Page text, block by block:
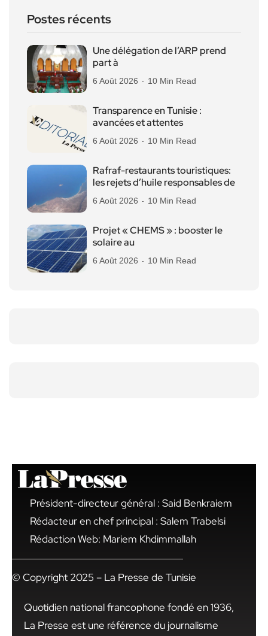
Postes récents
Une délégation de l’ARP prend
part à
6 Août 2026 10 Min Read
Transparence en Tunisie :
avancées et attentes
6 Août 2026 10 Min Read
Rafraf-restaurants touristiques:
les rejets d’huile responsables de
6 Août 2026 10 Min Read
Projet « CHEMS » : booster le
solaire au
6 Août 2026 10 Min Read
Président-directeur général : Said Benkraiem
Rédacteur en chef principal : Salem Trabelsi
Rédaction Web: Mariem Khdimmallah
© Copyright 2025 – La Presse de Tunisie
Quotidien national francophone fondé en 1936,
La Presse est une référence du journalisme